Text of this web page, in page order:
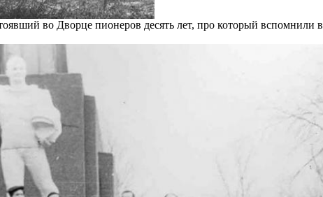
во Дворце пионеров десять лет, про который вспомнили в